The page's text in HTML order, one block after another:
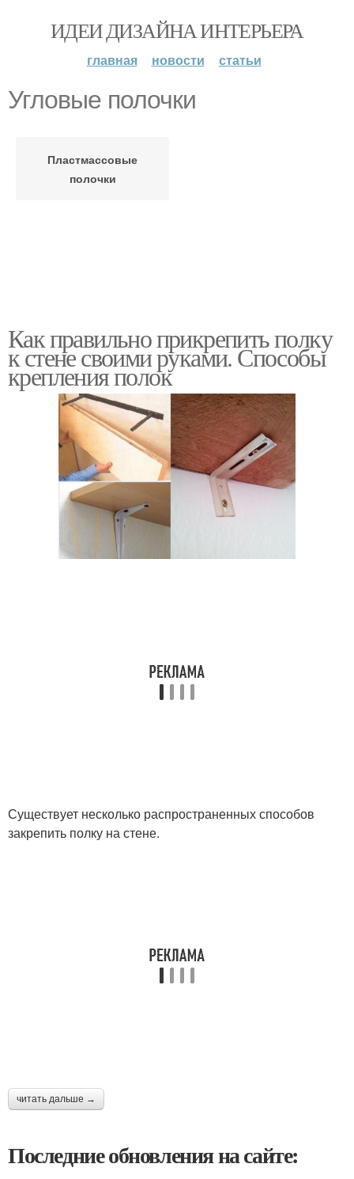
ИДЕИ ДИЗАЙНА ИНТЕРЬЕРА
главная новости статьи
Угловые полочки
Пластмассовые
полочки
Как правильно прикрепить полку
к стене своими руками. Способы
крепления полок
Существует несколько распространенных способов
закрепить полку на стене.
читать дальше →
Последние обновления на сайте: